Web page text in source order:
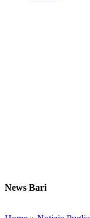
News Bari